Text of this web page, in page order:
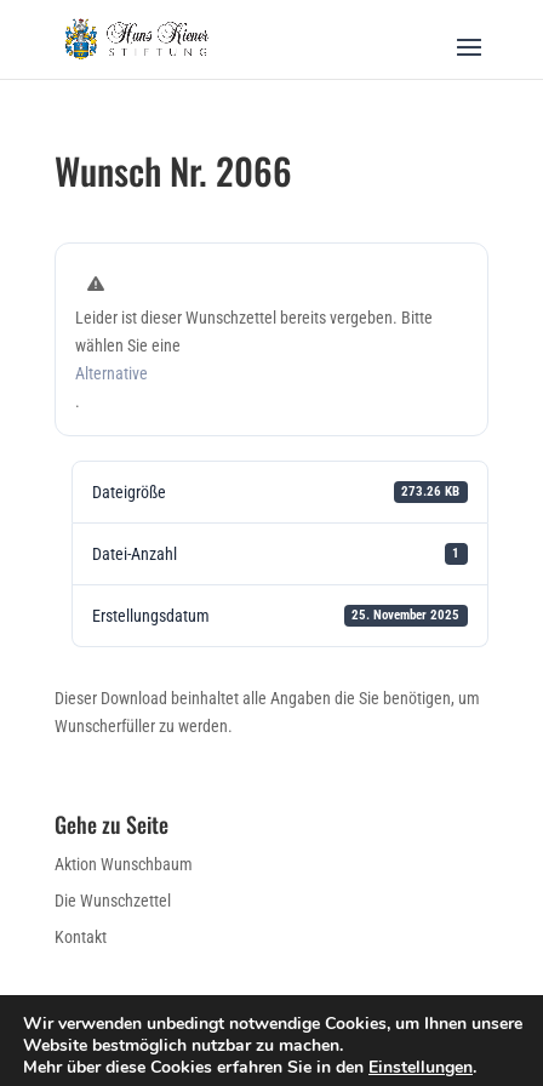
Wunsch Nr. 2066
Leider ist dieser Wunschzettel bereits vergeben. Bitte
wählen Sie eine
Alternative
.
Dateigröße 273.26 KB
Datei-Anzahl 1
Erstellungsdatum 25. November 2025
Dieser Download beinhaltet alle Angaben die Sie benötigen, um
Wunscherfüller zu werden.
Gehe zu Seite
Aktion Wunschbaum
Die Wunschzettel
Kontakt
IMPRESSUM DATENSCHUTZERKLÄRUNG
Wir verwenden unbedingt notwendige Cookies, um Ihnen unsere
Website bestmöglich nutzbar zu machen.
Mehr über diese Cookies erfahren Sie in den Einstellungen.